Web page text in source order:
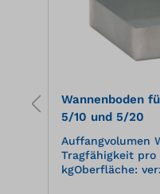
Wannenboden
5/10 und 5/20
Auffangvolumen
Tragfähigkeit pro
kgOberfläche: